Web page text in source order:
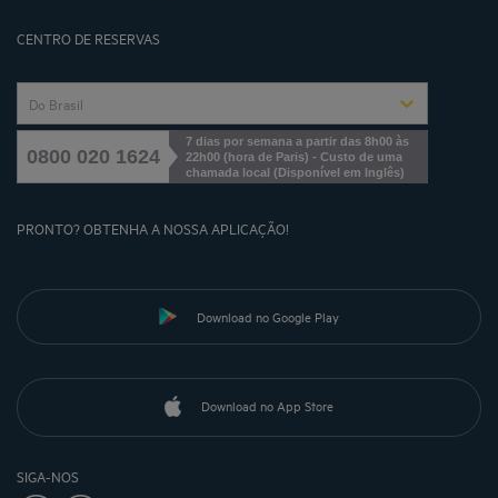
CENTRO DE RESERVAS
Do Brasil
0800 020 1624
7 dias por semana a partir das 8h00 às
22h00 (hora de Paris) - Custo de uma
chamada local (Disponível em Inglês)
PRONTO? OBTENHA A NOSSA APLICAÇÃO!
Download no Google Play
Download no App Store
SIGA-NOS